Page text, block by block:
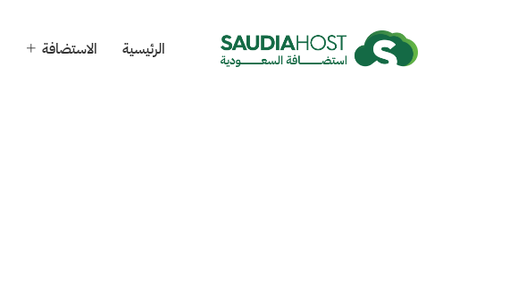
الرئيسية الاستضافة